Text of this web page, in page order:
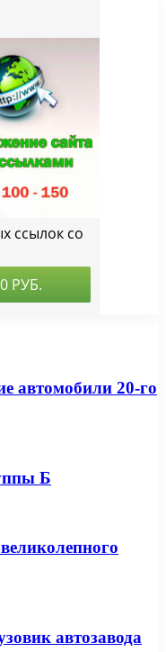
автомобили 20-го
Б
автозавода